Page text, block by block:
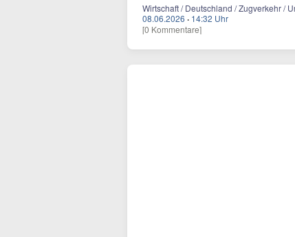
Wirtschaft / Deutschland / Zugverkehr /
08.06.2026 · 14:32 Uhr
[0 Kommentare]